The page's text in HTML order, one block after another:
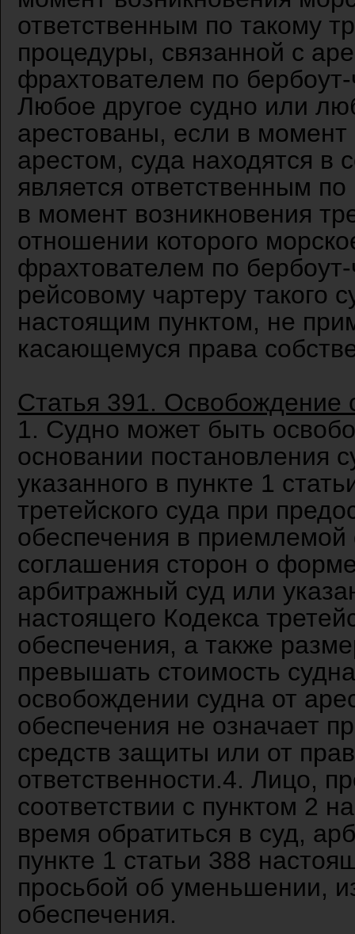
ответственным по такому
процедуры, связанной с
фрахтователем по
Любое другое судно или
арестованы, если в
арестом, суда находятся в
является ответственным
в момент возникновения
отношении которого
фрахтователем по
рейсовому чартеру такого
настоящим пунктом, не
касающемуся права
Статья 391. Освобождение
1. Судно может быть
основании постановления
указанного в пункте 1
третейского суда при
обеспечения в
соглашения сторон о
арбитражный суд или
настоящего Кодекса
обеспечения, а также
превышать стоимость
освобождении судна от
обеспечения не означает
средств защиты или от
ответственности.4. Лицо,
соответствии с пунктом 2
время обратиться в суд,
пункте 1 статьи 388
просьбой об уменьшении,
обеспечения.